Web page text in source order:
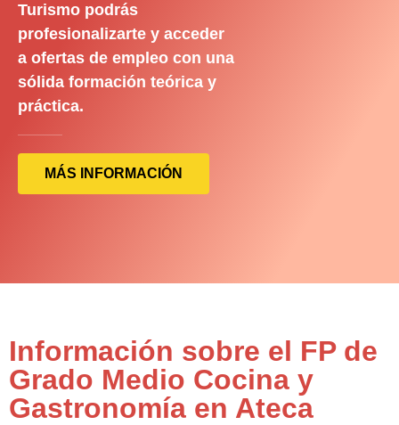
Turismo podrás
profesionalizarte y acceder
a ofertas de empleo con una
sólida formación teórica y
práctica.
MÁS INFORMACIÓN
Información sobre el FP de
Grado Medio Cocina y
Gastronomía en Ateca